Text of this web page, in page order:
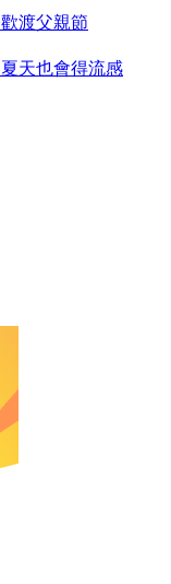
渡父親節
天也會得流感